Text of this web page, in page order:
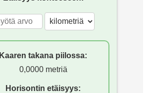
Kaaren takana piilossa:
0,0000 metriä
Horisontin etäisyys: